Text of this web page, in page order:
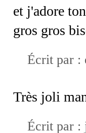
et j'adore
gros gros
Écrit par :
Très joli
Écrit par :